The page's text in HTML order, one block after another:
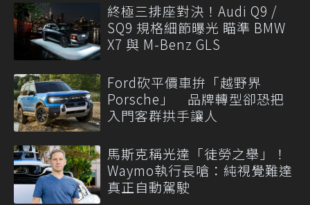
終極三排座對決！Audi Q9 /
SQ9 規格細節曝光 瞄準 BMW
X7 與 M-Benz GLS
Ford砍平價車拚「越野界
Porsche」 品牌轉型卻恐把
入門客群拱手讓人
馬斯克稱光達「徒勞之舉」！
Waymo執行長嗆：純視覺難達
真正自動駕駛